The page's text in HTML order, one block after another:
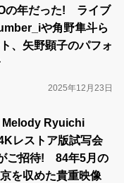
の年だった! ライブ
や角野隼斗ら
、矢野顕子のパフォ
2025年12月23日
Melody Ryuichi
レストア版試写会
ご招待! 84年5⽉の
を収めた貴重映像